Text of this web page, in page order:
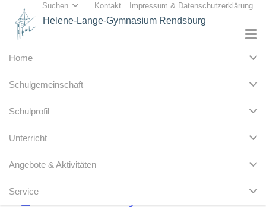
Suchen Kontakt Impressum & Datenschutzerklärung
Helene-Lange-Gymnasium Rendsburg
Home
Schulgemeinschaft
Schulprofil
Unterricht
Angebote & Aktivitäten
Service
Schulkonferenz